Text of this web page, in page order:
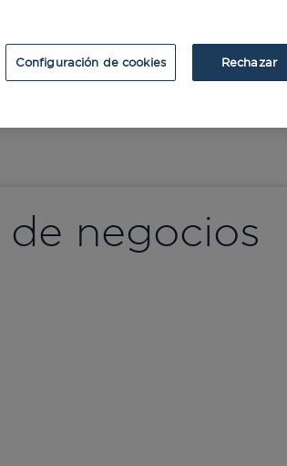
negocios
Configuración de cookies Rechazar